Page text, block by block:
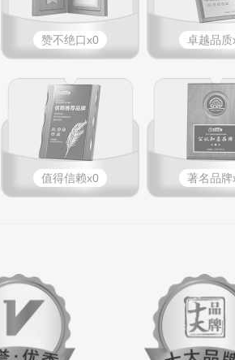
赞不绝口x0 卓越品质
值得信赖x0 著名品牌